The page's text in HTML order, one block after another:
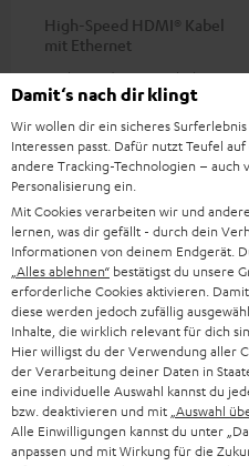
High-Speed HDMI® Kabel
mit Ethernet
Highspeed HDMI-Kabel
unterstützt aktuelle Standards
16,99€
Weiteres
Damit‘s nach dir klingt
Wir wollen dir ein sicheres
Interessen passt. Dafür nutzt Teufel
andere Tracking-Technologien –
Personalisierung ein.
Mit Cookies verarbeiten wir und
lernen, was dir gefällt - durch dein
Informationen von deinem Endgerät.
„Alles ablehnen“ bestätigst du unsere
erforderliche Cookies aktivieren.
diese werden jedoch zufällig
Inhalte, die wirklich relevant für dich
Hier willigst du der Verwendung aller
der Verarbeitung deiner Daten in
eine individuelle Auswahl kannst du
bzw. deaktivieren und mit „Auswahl
Alle Einwilligungen kannst du unter
anpassen und mit Wirkung für die